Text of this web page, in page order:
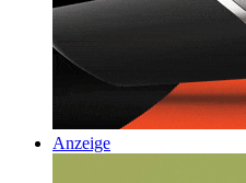
Anzeige